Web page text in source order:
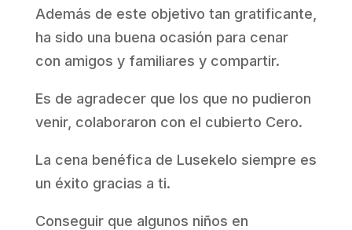
Además de este objetivo tan gratificante,
ha sido una buena ocasión para cenar
con amigos y familiares y compartir.
Es de agradecer que los que no pudieron
venir, colaboraron con el cubierto Cero.
La cena benéfica de Lusekelo siempre es
un éxito gracias a ti.
Conseguir que algunos niños en